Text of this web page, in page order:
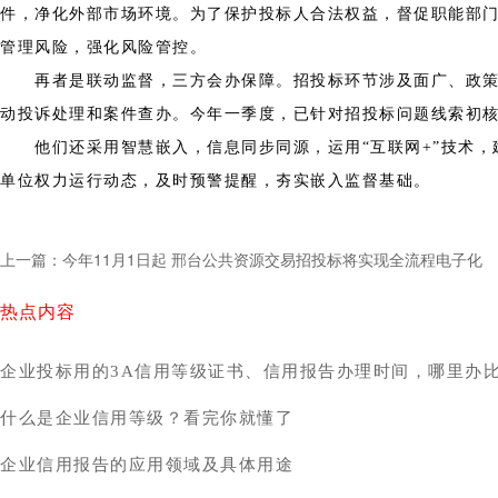
件，净化外部市场环境。为了保护投标人合法权益，督促职能部
管理风险，强化风险管控。
再者是联动监督，三方会办保障。招投标环节涉及面广、政策
动投诉处理和案件查办。今年一季度，已针对招投标问题线索初
他们还采用智慧嵌入，信息同步同源，运用“互联网+”技术，
单位权力运行动态，及时预警提醒，夯实嵌入监督基础。
上一篇：今年11月1日起 邢台公共资源交易招投标将实现全流程电子化
热点内容
企业投标用的3A信用等级证书、信用报告办理时间，哪里办
什么是企业信用等级？看完你就懂了
企业信用报告的应用领域及具体用途